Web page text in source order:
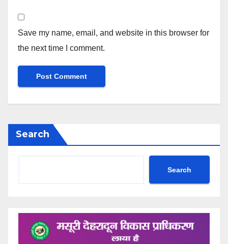
Save my name, email, and website in this browser for
the next time I comment.
Search
Search